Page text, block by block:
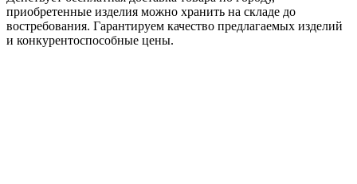
приобретенные изделия можно хранить на складе до
востребования. Гарантируем качество предлагаемых изделий
и конкурентоспособные цены.